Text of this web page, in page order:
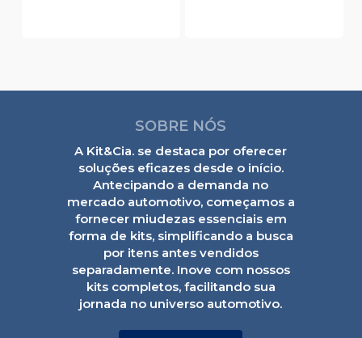
SOBRE NÓS
A Kit&Cia. se destaca por oferecer
soluções eficazes desde o início.
Antecipando a demanda no
mercado automotivo, começamos a
fornecer miudezas essenciais em
forma de kits, simplificando a busca
por itens antes vendidos
separadamente. Inove com nossos
kits completos, facilitando sua
jornada no universo automotivo.